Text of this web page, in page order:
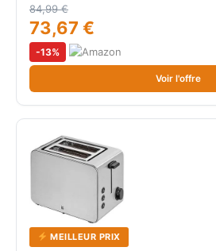
84,99 €
73,67 €
-13%
Voir l'offre
MEILLEUR PRIX